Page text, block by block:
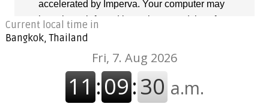
Current local time in
Bangkok, Thailand